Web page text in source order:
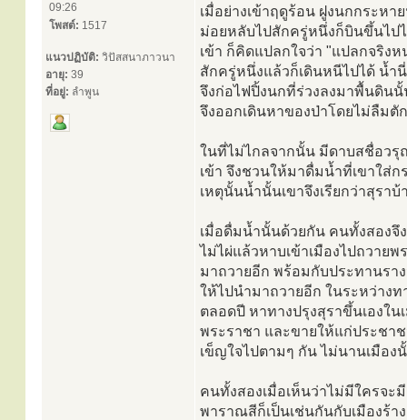
09:26
โพสต์: 1517
แนวปฏิบัติ: วิปัสสนาภาวนา
อายุ: 39
ที่อยู่: ลำพูน
เมื่อย่างเข้าฤดูร้อน ฝูงนกกระห
ม่อยหลับไปสักครู่หนึ่งก็บินขึ้นไป
เข้า ก็คิดแปลกใจว่า "แปลกจริง
สักครู่หนึ่งแล้วก็เดินหนีไปได้ น้ำ
จึงก่อไฟปิ้งนกที่ร่วงลงมาพื้นดิน
จึงออกเดินหาของป่าโดยไม่ลืมตั
ในที่ไม่ไกลจากนั้น มีดาบสชื่อวรุ
เข้า จึงชวนให้มาดื่มน้ำที่เขาใส่
เหตุนั้นน้ำนั้นเขาจึงเรียกว่าสุร
เมื่อดื่มน้ำนั้นด้วยกัน คนทั้งสองจึ
ไม่ไผ่แล้วหาบเข้าเมืองไปถวาย
มาถวายอีก พร้อมกับประทานรา
ให้ไปนำมาถวายอีก ในระหว่างท
ตลอดปี หาทางปรุงสุราขึ้นเองใ
พระราชา และขายให้แก่ประชา
เข็ญใจไปตามๆ กัน ไม่นานเมือง
คนทั้งสองเมื่อเห็นว่าไม่มีใครจะ
พาราณสีก็เป็นเช่นกันกับเมืองร้า